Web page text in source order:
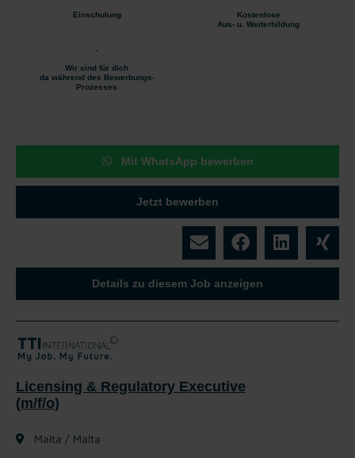
Einschulung
Kostenlose
Aus- u. Weiterbildung
Wir sind für dich
da während des Bewerbungs-
Prozesses
Mit WhatsApp bewerben
Jetzt bewerben
Details zu diesem Job anzeigen
Licensing & Regulatory Executive
(m/f/o)
Malta / Malta